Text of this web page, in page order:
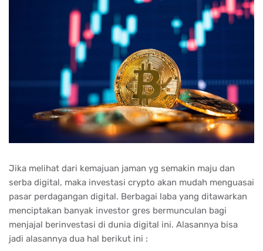
Jika melihat dari kemajuan jaman yg semakin maju dan
serba digital, maka investasi crypto akan mudah menguasai
pasar perdagangan digital. Berbagai laba yang ditawarkan
menciptakan banyak investor gres bermunculan bagi
menjajal berinvestasi di dunia digital ini. Alasannya bisa
jadi alasannya dua hal berikut ini :